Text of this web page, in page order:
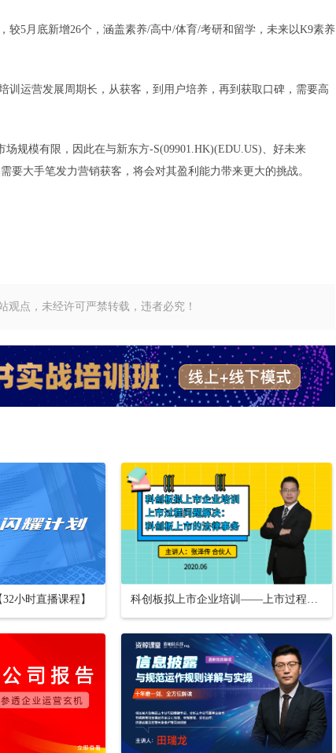
5月底新增26个，涵盖素养/高中/体育/考研和留学，未来以K9素养
运营发展周期长，从获客，到用户培养，再到获取口碑，需要高
模有限，因此在与新东方-S(09901.HK)(EDU.US)、好未来
大手笔发力营销获客，将会对其盈利能力带来更大的挑战。
点，未经许可严禁转载，违者必究！
小时直播课程】 科创板拟上市企业培训——上市过程问题解决：科创板上市的法律事务